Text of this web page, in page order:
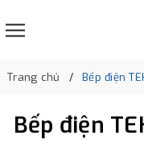
Trang chủ Bếp điện
Bếp điện